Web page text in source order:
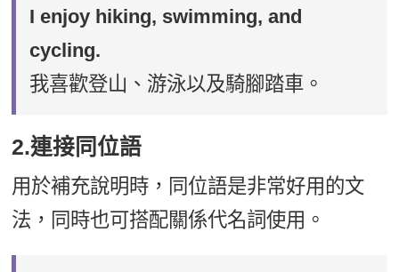
I enjoy hiking, swimming, and
cycling.
我喜歡登山、游泳以及騎腳踏車。
2.連接同位語
用於補充說明時，同位語是非常好用的文
法，同時也可搭配關係代名詞使用。